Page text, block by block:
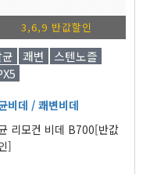
3,6,9 반값할인
쾌변
스텐노즐
비데 / 쾌변비데
리모컨 비데 B700[반값
]